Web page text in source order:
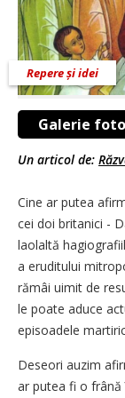
Galerie
Repere și idei
Un articol de:
Cine ar putea
cei doi britanici -
laolaltă
a eruditului
rămâi uimit de
le poate aduce
episoadele
Deseori auzim
ar putea fi o frână